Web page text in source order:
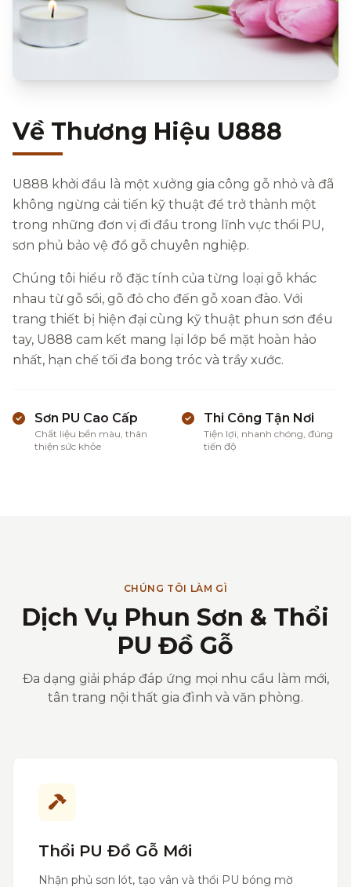
Về Thương Hiệu U888
U888 khởi đầu là một xưởng gia công gỗ nhỏ và đã
không ngừng cải tiến kỹ thuật để trở thành một
trong những đơn vị đi đầu trong lĩnh vực thổi PU,
sơn phủ bảo vệ đồ gỗ chuyên nghiệp.
Chúng tôi hiểu rõ đặc tính của từng loại gỗ khác
nhau từ gỗ sồi, gõ đỏ cho đến gỗ xoan đào. Với
trang thiết bị hiện đại cùng kỹ thuật phun sơn đều
tay, U888 cam kết mang lại lớp bề mặt hoàn hảo
nhất, hạn chế tối đa bong tróc và trầy xước.
Sơn PU Cao Cấp
Chất liệu bền màu, thân
thiện sức khỏe
Thi Công Tận Nơi
Tiện lợi, nhanh chóng, đúng
tiến độ
CHÚNG TÔI LÀM GÌ
Dịch Vụ Phun Sơn & Thổi
PU Đồ Gỗ
Đa dạng giải pháp đáp ứng mọi nhu cầu làm mới,
tân trang nội thất gia đình và văn phòng.
Thổi PU Đồ Gỗ Mới
Nhận phủ sơn lót, tạo vân và thổi PU bóng mờ